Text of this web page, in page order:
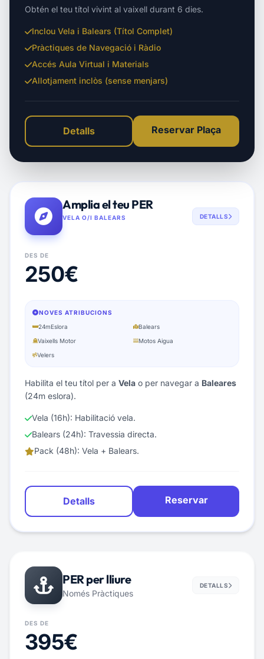
Obtén el teu títol vivint al vaixell durant 6 dies.
Inclou Vela i Balears (Títol Complet)
Pràctiques de Navegació i Ràdio
Accés Aula Virtual i Materials
Allotjament inclòs (sense menjars)
Detalls Reservar Plaça
Amplia el teu PER
VELA O/I BALEARS DETALLS
DES DE
250€
NOVES ATRIBUCIONS
24mEslora
Balears
Vaixells Motor
Motos Aigua
Velers
Habilita el teu títol per a Vela o per navegar a Baleares
(24m eslora).
Vela (16h): Habilitació vela.
Balears (24h): Travessia directa.
Pack (48h): Vela + Balears.
Detalls Reservar
PER per lliure
Només Pràctiques
DETALLS
DES DE
395€